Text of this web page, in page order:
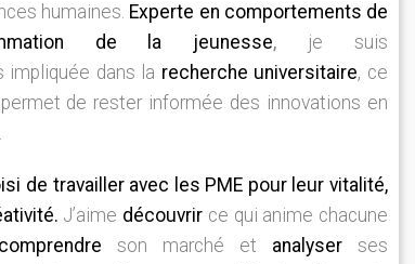
humaines. Experte en comportements de
de la jeunesse, je suis
impliquée dans la recherche universitaire, ce
de rester informée des innovations en
de travailler avec les PME pour leur vitalité,
J’aime découvrir ce qui anime chacune
comprendre son marché et analyserses